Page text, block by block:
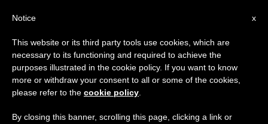
DICASTERI
x
Notice
This website or its third party tools use cookies, which are
necessary to its functioning and required to achieve the
purposes illustrated in the cookie policy. If you want to know
more or withdraw your consent to all or some of the cookies,
please refer to the cookie policy
By closing this banner, scrolling this page, clicking a link or